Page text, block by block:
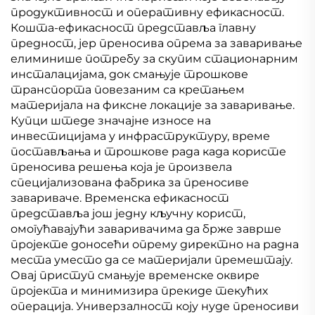
продуктивност и оперативну ефикасност.
Кошта-ефикасност представља главну
предност, јер преносива опрема за заваривање
елиминише потребу за скупим стационарним
инсталацијама, док смањује трошкове
транспорта повезаним са кретањем
материјала на фиксне локације за заваривање.
Купци штеде значајне износе на
инвестицијама у инфраструктуру, време
постављања и трошкове рада када користе
преносива решења која је произвела
специјализована фабрика за преносиве
завариваче. Временска ефикасност
представља још једну кључну корист,
омогућавајући заваривачима да брже заврше
пројекте доносећи опрему директно на радна
места уместо да се материјали премештају.
Овај приступ смањује временске оквире
пројекта и минимизира прекиде текућих
операција. Универзалност коју нуде преносиви